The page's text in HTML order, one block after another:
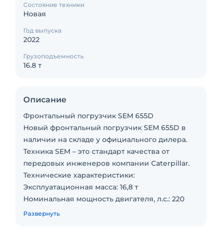
Состояние техники
Новая
Год выпуска
2022
Грузоподъемность
16.8 т
Описание
Фронтальный погрузчик SEM 655D
Новый фронтальный погрузчик SEM 655D в
наличии на складе у официального дилера.
Техника SEM – это стандарт качества от
передовых инженеров компании Caterpillar.
Технические характеристики:
Эксплуатационная масса: 16,8 т
Номинальная мощность двигателя, л.с.: 220
Номинальная грузоподъемность: 5 т.
Развернуть